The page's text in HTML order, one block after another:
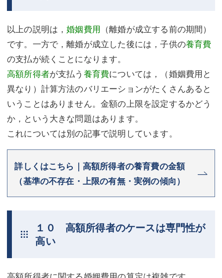
以上の説明は，婚姻費用 （離婚が成立する前の期間）
です。一方で，離婚が成立した後には，子供の養育費
の支払が続くことになります。
高額所得者が支払う 養育費については，（婚姻費用と
異なり）計算方法のバリエーションがたくさんあると
いうことはありません。金額の上限を設定するかどう
か，という大きな問題はあります。
これについては別の記事で説明しています。
詳しくはこちら｜高額所得者の養育費の金額
（基準の不存在・上限の有無・実例の傾向）
１０ 高額所得者のケースは専門性が
高い